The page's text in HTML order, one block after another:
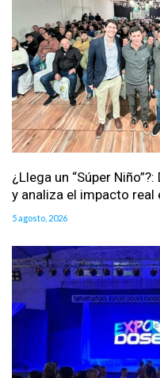
¿Llega un “Súper
y analiza el impacto real
5 agosto, 2026